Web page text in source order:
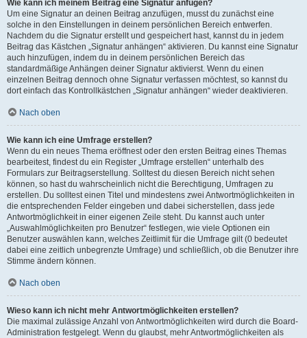
Wie kann ich meinem Beitrag eine Signatur anfügen?
Um eine Signatur an deinen Beitrag anzufügen, musst du zunächst eine
solche in den Einstellungen in deinem persönlichen Bereich entwerfen.
Nachdem du die Signatur erstellt und gespeichert hast, kannst du in jedem
Beitrag das Kästchen „Signatur anhängen“ aktivieren. Du kannst eine Signatur
auch hinzufügen, indem du in deinem persönlichen Bereich das
standardmäßige Anhängen deiner Signatur aktivierst. Wenn du einen
einzelnen Beitrag dennoch ohne Signatur verfassen möchtest, so kannst du
dort einfach das Kontrollkästchen „Signatur anhängen“ wieder deaktivieren.
Nach oben
Wie kann ich eine Umfrage erstellen?
Wenn du ein neues Thema eröffnest oder den ersten Beitrag eines Themas
bearbeitest, findest du ein Register „Umfrage erstellen“ unterhalb des
Formulars zur Beitragserstellung. Solltest du diesen Bereich nicht sehen
können, so hast du wahrscheinlich nicht die Berechtigung, Umfragen zu
erstellen. Du solltest einen Titel und mindestens zwei Antwortmöglichkeiten in
die entsprechenden Felder eingeben und dabei sicherstellen, dass jede
Antwortmöglichkeit in einer eigenen Zeile steht. Du kannst auch unter
„Auswahlmöglichkeiten pro Benutzer“ festlegen, wie viele Optionen ein
Benutzer auswählen kann, welches Zeitlimit für die Umfrage gilt (0 bedeutet
dabei eine zeitlich unbegrenzte Umfrage) und schließlich, ob die Benutzer ihre
Stimme ändern können.
Nach oben
Wieso kann ich nicht mehr Antwortmöglichkeiten erstellen?
Die maximal zulässige Anzahl von Antwortmöglichkeiten wird durch die Board-
Administration festgelegt. Wenn du glaubst, mehr Antwortmöglichkeiten als